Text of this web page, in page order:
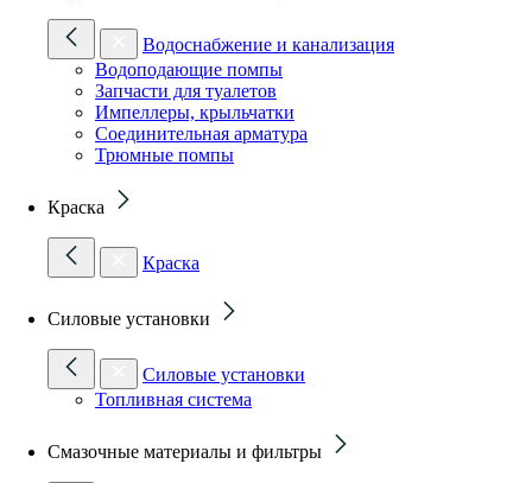
Водоснабжение и канализация
Водоподающие помпы
Запчасти для туалетов
Импеллеры, крыльчатки
Соединительная арматура
Трюмные помпы
Краска
Краска
Силовые установки
Силовые установки
Топливная система
Смазочные материалы и фильтры